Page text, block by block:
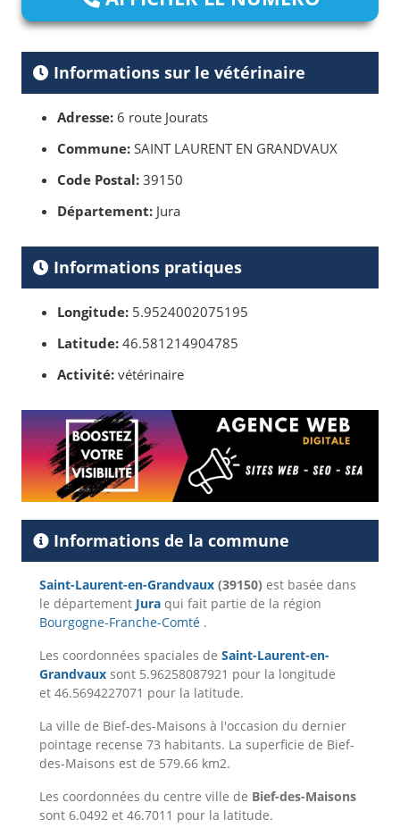
Informations sur le vétérinaire
Adresse: 6 route Jourats
Commune: SAINT LAURENT EN GRANDVAUX
Code Postal: 39150
Département: Jura
Informations pratiques
Longitude: 5.9524002075195
Latitude: 46.581214904785
Activité: vétérinaire
Informations de la commune
Saint-Laurent-en-Grandvaux (39150) est basée dans
le département Jura qui fait partie de la région
Bourgogne-Franche-Comté .
Les coordonnées spaciales de Saint-Laurent-en-
Grandvaux sont 5.96258087921 pour la longitude
et 46.5694227071 pour la latitude.
La ville de Bief-des-Maisons à l'occasion du dernier
pointage recense 73 habitants. La superficie de Bief-
des-Maisons est de 579.66 km2.
Les coordonnées du centre ville de Bief-des-Maisons
sont 6.0492 et 46.7011 pour la latitude.